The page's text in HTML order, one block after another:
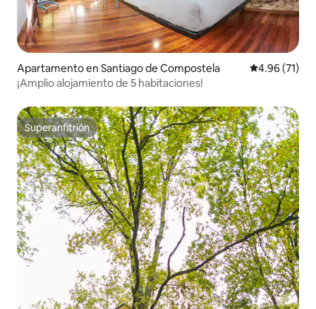
Apartamento en Santiago de Compostela Calificación
4.96 (71)
¡Amplio alojamiento de 5 habitaciones!
Superanfitrión
Superanfitrión